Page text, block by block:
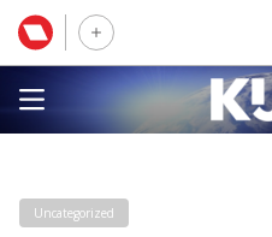
Uncategorized